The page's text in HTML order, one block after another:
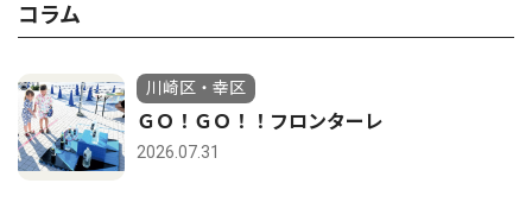
コラム
川崎区・幸区
ＧＯ！ＧＯ！！フロンターレ
2026.07.31